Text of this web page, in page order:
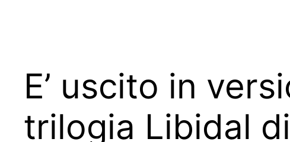
E’ uscito in
trilogia Libidal